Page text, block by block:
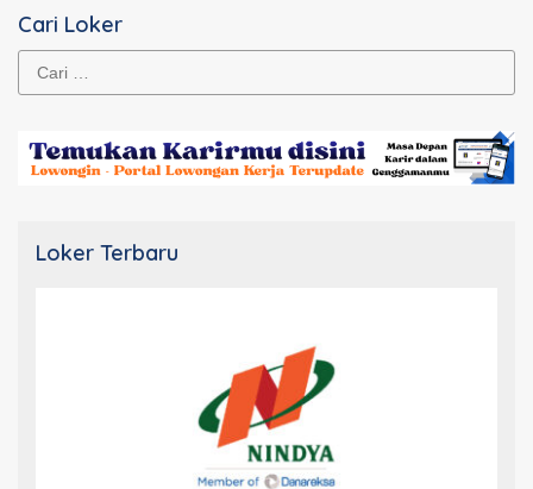
Cari Loker
Loker Terbaru